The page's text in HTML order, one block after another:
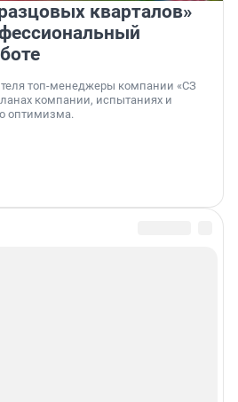
кварталов»
топ-менеджеры компании «СЗ
компании, испытаниях и
оптимизма.